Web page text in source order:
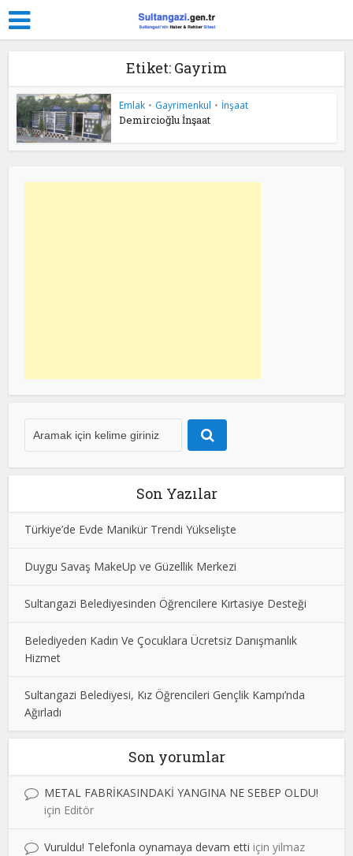
Etiket: Gayrim
Emlak • Gayrimenkul • İnşaat
Demircioğlu İnşaat
Son Yazılar
Türkiye’de Evde Manikür Trendi Yükselişte
Duygu Savaş MakeUp ve Güzellik Merkezi
Sultangazi Belediyesinden Öğrencilere Kırtasiye Desteği
Belediyeden Kadın Ve Çocuklara Ücretsiz Danışmanlık
Hizmet
Sultangazi Belediyesi, Kız Öğrencileri Gençlik Kampı’nda
Ağırladı
Son yorumlar
METAL FABRİKASINDAKİ YANGINA NE SEBEP OLDU!
için Editör
Vuruldu! Telefonla oynamaya devam etti içinyilmaz